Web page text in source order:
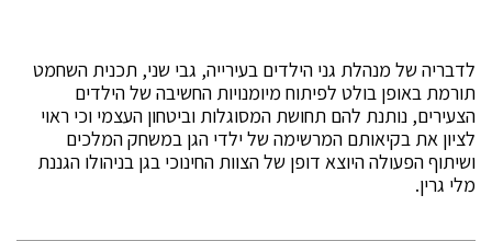
לדבריה של מנהלת גני הילדים בעירייה, גבי שני, תכנית השחמט
תורמת באופן בולט לפיתוח מיומנויות החשיבה של הילדים
הצעירים, נותנת להם תחושת המסוגלות וביטחון העצמי וכי ראוי
לציון את בקיאותם המרשימה של ילדי הגן במשחק המלכים
ושיתוף הפעולה היוצא דופן של הצוות החינוכי בגן בניהולו הגננת
מלי גרין.